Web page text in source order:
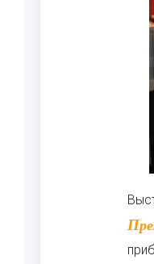
Прежде чем обрести современный вид и стать достаточно сложным техническим